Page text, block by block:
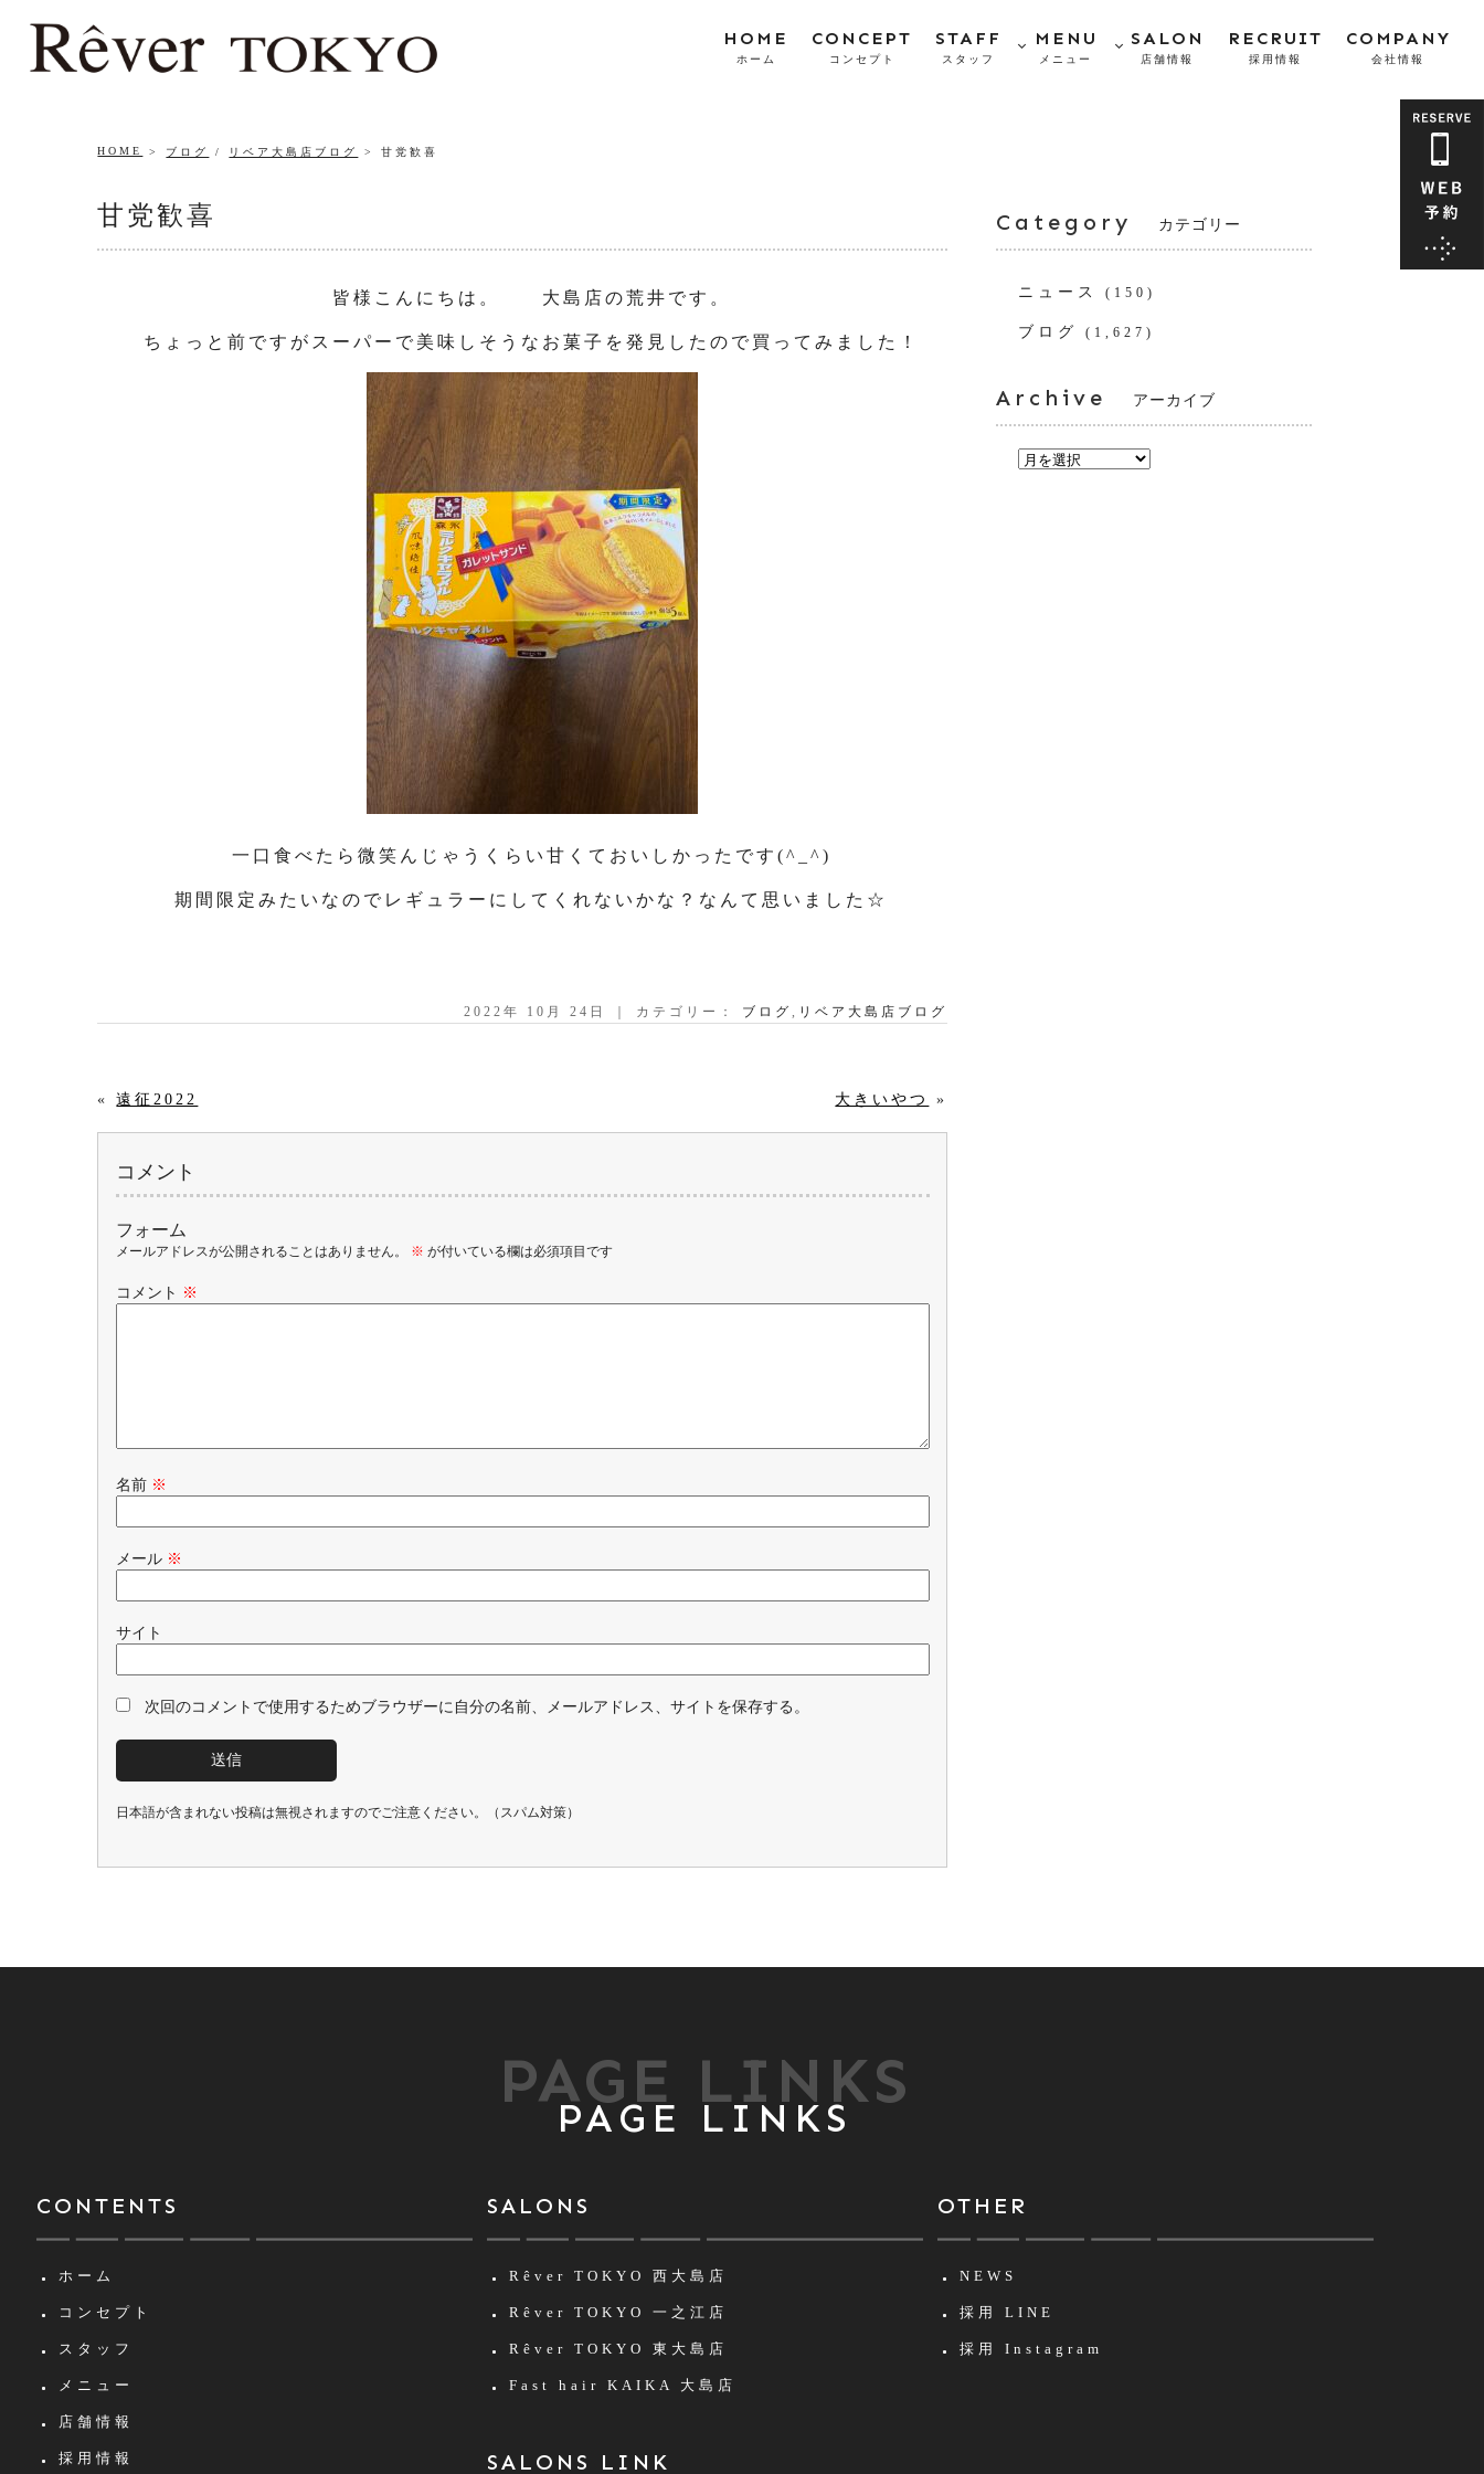
HOME
ホーム
CONCEPT
コンセプト
STAFF
スタッフ
MENU
メニュー
SALON
店舗情報
RECRUIT
採用情報
COMPANY
会社情報
HOME ブログ / リベア大島店ブログ 甘党歓喜
甘党歓喜
皆様こんにちは。 大島店の荒井です。
ちょっと前ですがスーパーで美味しそうなお菓子を発見したので買ってみました！
一口食べたら微笑んじゃうくらい甘くておいしかったです(^_^)
期間限定みたいなのでレギュラーにしてくれないかな？なんて思いました☆
2022年 10月 24日 ｜ カテゴリー： ブログ, リベア大島店ブログ
«遠征2022 大きいやつ »
コメント
フォーム
メールアドレスが公開されることはありません。 ※ が付いている欄は必須項目です
コメント ※
名前 ※
メール ※
サイト
次回のコメントで使用するためブラウザーに自分の名前、メールアドレス、サイトを保存する。
日本語が含まれない投稿は無視されますのでご注意ください。（スパム対策）
Category カテゴリー
ニュース (150)
ブログ (1,627)
Archive アーカイブ
PAGE LINKS
PAGE LINKS
CONTENTS
ホーム
コンセプト
スタッフ
メニュー
店舗情報
採用情報
SALONS
Rêver TOKYO 西大島店
Rêver TOKYO 一之江店
Rêver TOKYO 東大島店
Fast hair KAIKA 大島店
SALONS LINK
OTHER
NEWS
採用 LINE
採用 Instagram